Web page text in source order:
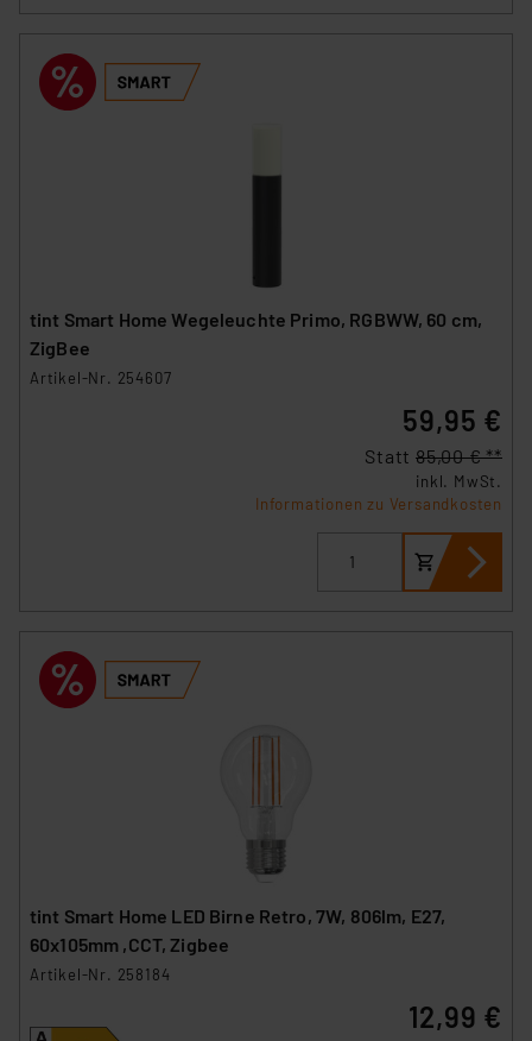
tint Smart Home Wegeleuchte Primo, RGBWW, 60 cm,
ZigBee
Artikel-Nr. 254607
59,95 €
Statt 85,00 € **
inkl. MwSt.
Informationen zu Versandkosten
tint Smart Home LED Birne Retro, 7W, 806lm, E27,
60x105mm ,CCT, Zigbee
Artikel-Nr. 258184
12,99 €